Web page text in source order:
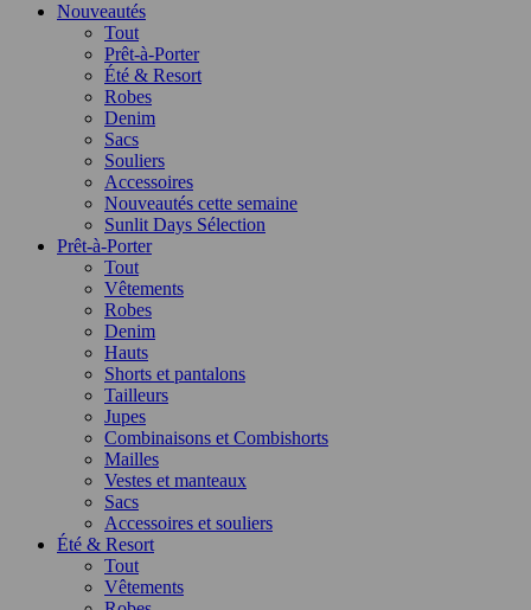
Nouveautés
Tout
Prêt-à-Porter
Été & Resort
Robes
Denim
Sacs
Souliers
Accessoires
Nouveautés cette semaine
Sunlit Days Sélection
Prêt-à-Porter
Tout
Vêtements
Robes
Denim
Hauts
Shorts et pantalons
Tailleurs
Jupes
Combinaisons et Combishorts
Mailles
Vestes et manteaux
Sacs
Accessoires et souliers
Été & Resort
Tout
Vêtements